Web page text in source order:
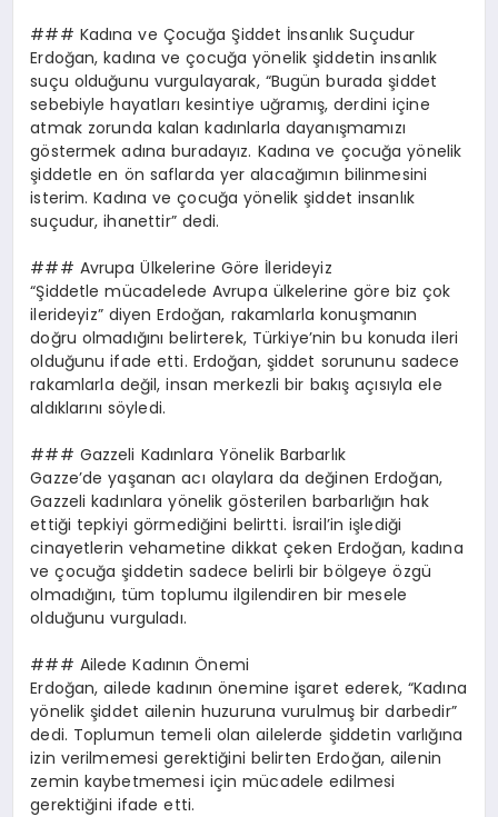
### Kadına ve Çocuğa Şiddet İnsanlık Suçudur
Erdoğan, kadına ve çocuğa yönelik şiddetin insanlık
suçu olduğunu vurgulayarak, “Bugün burada şiddet
sebebiyle hayatları kesintiye uğramış, derdini içine
atmak zorunda kalan kadınlarla dayanışmamızı
göstermek adına buradayız. Kadına ve çocuğa yönelik
şiddetle en ön saflarda yer alacağımın bilinmesini
isterim. Kadına ve çocuğa yönelik şiddet insanlık
suçudur, ihanettir” dedi.
### Avrupa Ülkelerine Göre İlerideyiz
“Şiddetle mücadelede Avrupa ülkelerine göre biz çok
ilerideyiz” diyen Erdoğan, rakamlarla konuşmanın
doğru olmadığını belirterek, Türkiye’nin bu konuda ileri
olduğunu ifade etti. Erdoğan, şiddet sorununu sadece
rakamlarla değil, insan merkezli bir bakış açısıyla ele
aldıklarını söyledi.
### Gazzeli Kadınlara Yönelik Barbarlık
Gazze’de yaşanan acı olaylara da değinen Erdoğan,
Gazzeli kadınlara yönelik gösterilen barbarlığın hak
ettiği tepkiyi görmediğini belirtti. İsrail’in işlediği
cinayetlerin vehametine dikkat çeken Erdoğan, kadına
ve çocuğa şiddetin sadece belirli bir bölgeye özgü
olmadığını, tüm toplumu ilgilendiren bir mesele
olduğunu vurguladı.
### Ailede Kadının Önemi
Erdoğan, ailede kadının önemine işaret ederek, “Kadına
yönelik şiddet ailenin huzuruna vurulmuş bir darbedir”
dedi. Toplumun temeli olan ailelerde şiddetin varlığına
izin verilmemesi gerektiğini belirten Erdoğan, ailenin
zemin kaybetmemesi için mücadele edilmesi
gerektiğini ifade etti.